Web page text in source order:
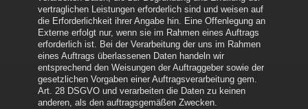
vertraglichen Leistungen erforderlich sind und weisen auf
die Erforderlichkeit ihrer Angabe hin. Eine Offenlegung an
Externe erfolgt nur, wenn sie im Rahmen eines Auftrags
erforderlich ist. Bei der Verarbeitung der uns im Rahmen
eines Auftrags überlassenen Daten handeln wir
entsprechend den Weisungen der Auftraggeber sowie der
gesetzlichen Vorgaben einer Auftragsverarbeitung gem.
Art. 28 DSGVO und verarbeiten die Daten zu keinen
anderen, als den auftragsgemäßen Zwecken.